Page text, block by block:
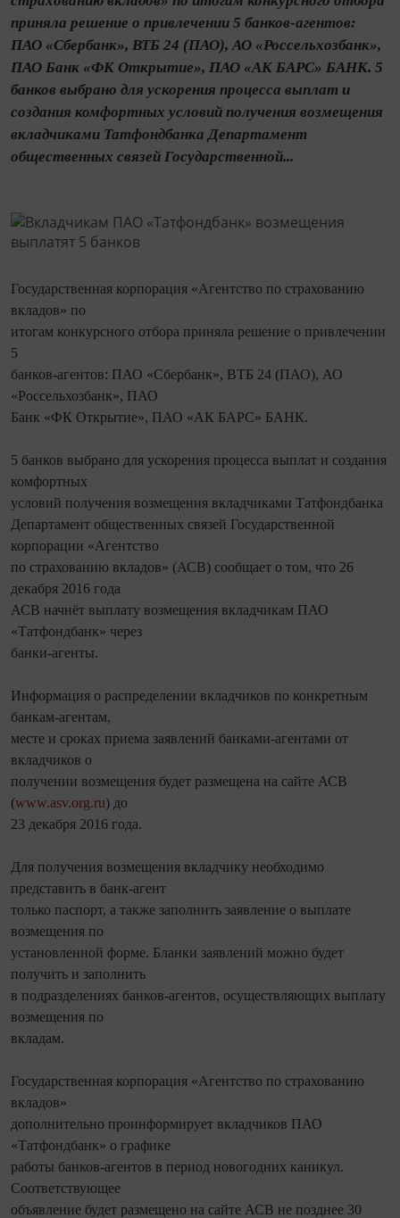
приняла решение о привлечении 5 банков-агентов:
ПАО «Сбербанк», ВТБ 24 (ПАО), АО «Россельхозбанк»,
ПАО Банк «ФК Открытие», ПАО «АК БАРС» БАНК. 5
банков выбрано для ускорения процесса выплат и
создания комфортных условий получения возмещения
вкладчиками Татфондбанка Департамент
общественных связей Государственной...
Государственная корпорация «Агентство по страхованию
вкладов» по
итогам конкурсного отбора приняла решение о привлечении
5
банков-агентов: ПАО «Сбербанк», ВТБ 24 (ПАО), АО
«Россельхозбанк», ПАО
Банк «ФК Открытие», ПАО «АК БАРС» БАНК.
5 банков выбрано для ускорения процесса выплат и создания
комфортных
условий получения возмещения вкладчиками Татфондбанка
Департамент общественных связей Государственной
корпорации «Агентство
по страхованию вкладов» (АСВ) сообщает о том, что 26
декабря 2016 года
АСВ начнёт выплату возмещения вкладчикам ПАО
«Татфондбанк» через
банки-агенты.
Информация о распределении вкладчиков по конкретным
банкам-агентам,
месте и сроках приема заявлений банками-агентами от
вкладчиков о
получении возмещения будет размещена на сайте АСВ
(www.asv.org.ru) до
23 декабря 2016 года.
Для получения возмещения вкладчику необходимо
представить в банк-агент
только паспорт, а также заполнить заявление о выплате
возмещения по
установленной форме. Бланки заявлений можно будет
получить и заполнить
в подразделениях банков-агентов, осуществляющих выплату
возмещения по
вкладам.
Государственная корпорация «Агентство по страхованию
вкладов»
дополнительно проинформирует вкладчиков ПАО
«Татфондбанк» о графике
работы банков-агентов в период новогодних каникул.
Соответствующее
объявление будет размещено на сайте АСВ не позднее 30